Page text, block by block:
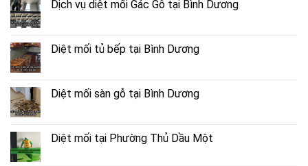
Dịch vụ diệt mối Gác Gỗ tại Bình Dương
Diệt mối tủ bếp tại Bình Dương
Diệt mối sàn gỗ tại Bình Dương
Diệt mối tại Phường Thủ Dầu Một